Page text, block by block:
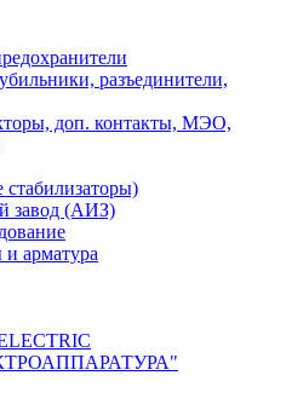
разъединители,
доп. контакты, МЭО,
завод (АИЗ)
арматура